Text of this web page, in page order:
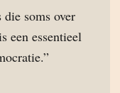
soms over
een essentieel